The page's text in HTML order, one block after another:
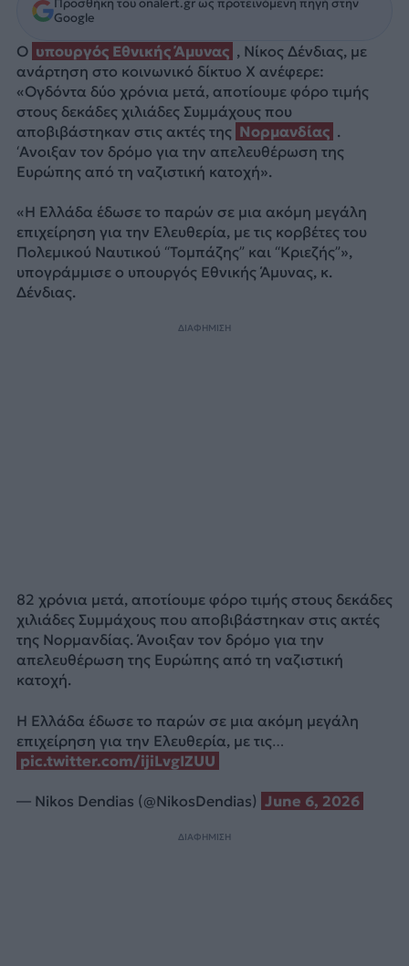
Google
Ο υπουργός Εθνικής Άμυνας , Νίκος Δένδιας, με
ανάρτηση στο κοινωνικό δίκτυο Χ ανέφερε:
«Ογδόντα δύο χρόνια μετά, αποτίουμε φόρο τιμής
στους δεκάδες χιλιάδες Συμμάχους που
αποβιβάστηκαν στις ακτές της Νορμανδίας .
‘Ανοιξαν τον δρόμο για την απελευθέρωση της
Ευρώπης από τη ναζιστική κατοχή».
«Η Ελλάδα έδωσε το παρών σε μια ακόμη μεγάλη
επιχείρηση για την Ελευθερία, με τις κορβέτες του
Πολεμικού Ναυτικού “Τομπάζης” και “Κριεζής”»,
υπογράμμισε ο υπουργός Εθνικής Άμυνας, κ.
Δένδιας.
ΔΙΑΦΗΜΙΣΗ
82 χρόνια μετά, αποτίουμε φόρο τιμής στους δεκάδες
χιλιάδες Συμμάχους που αποβιβάστηκαν στις ακτές
της Νορμανδίας. Άνοιξαν τον δρόμο για την
απελευθέρωση της Ευρώπης από τη ναζιστική
κατοχή.
Η Ελλάδα έδωσε το παρών σε μια ακόμη μεγάλη
επιχείρηση για την Ελευθερία, με τις…
pic.twitter.com/ijiLvgIZUU
— Nikos Dendias (@NikosDendias) June 6, 2026
ΔΙΑΦΗΜΙΣΗ